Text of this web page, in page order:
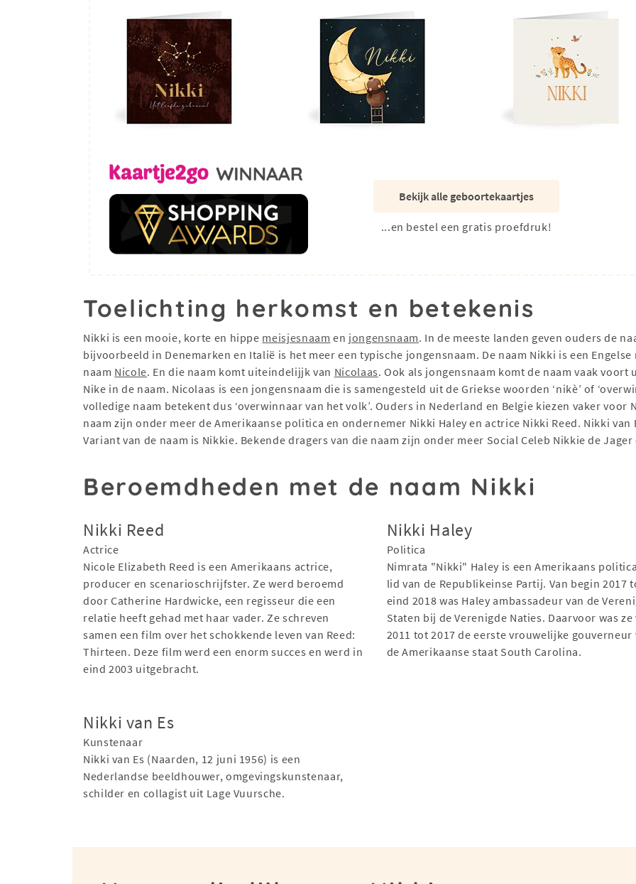
Bekijk alle geboortekaartjes
...en bestel een gratis proefdruk!
Toelichting herkomst en betekenis
Nikki is een mooie, korte en hippe meisjesnaam en jongensnaam. In de meeste landen geven ouders de
bijvoorbeeld in Denemarken en Italië is het meer een typische jongensnaam. De naam Nikki is een
naam Nicole. En die naam komt uiteindelijjk van Nicolaas. Ook als jongensnaam komt de naam vaak voort
Nike in de naam. Nicolaas is een jongensnaam die is samengesteld uit de Griekse woorden ‘nikè’ of
volledige naam betekent dus ‘overwinnaar van het volk’. Ouders in Nederland en Belgie kiezen vaker voor
naam zijn onder meer de Amerikaanse politica en ondernemer Nikki Haley en actrice Nikki Reed. Nikki van
Variant van de naam is Nikkie. Bekende dragers van die naam zijn onder meer Social Celeb Nikkie de
Beroemdheden met de naam Nikki
Nikki Reed
Actrice
Nicole Elizabeth Reed is een Amerikaans actrice,
producer en scenarioschrijfster. Ze werd beroemd
door Catherine Hardwicke, een regisseur die een
relatie heeft gehad met haar vader. Ze schreven
samen een film over het schokkende leven van Reed:
Thirteen. Deze film werd een enorm succes en werd in
eind 2003 uitgebracht.
Nikki Haley
Politica
Nimrata "Nikki" Haley is een Amerikaans
lid van de Republikeinse Partij. Van begin 2017
eind 2018 was Haley ambassadeur van de
Staten bij de Verenigde Naties. Daarvoor was ze
2011 tot 2017 de eerste vrouwelijke gouverneur
de Amerikaanse staat South Carolina.
Nikki van Es
Kunstenaar
Nikki van Es (Naarden, 12 juni 1956) is een
Nederlandse beeldhouwer, omgevingskunstenaar,
schilder en collagist uit Lage Vuursche.